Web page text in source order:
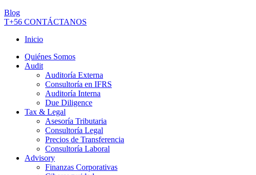
Blog
T+56 CONTÁCTANOS
Inicio
Quiénes Somos
Audit
Auditoría Externa
Consultoría en IFRS
Auditoría Interna
Due Diligence
Tax & Legal
Asesoría Tributaria
Consultoría Legal
Precios de Transferencia
Consultoría Laboral
Advisory
Finanzas Corporativas